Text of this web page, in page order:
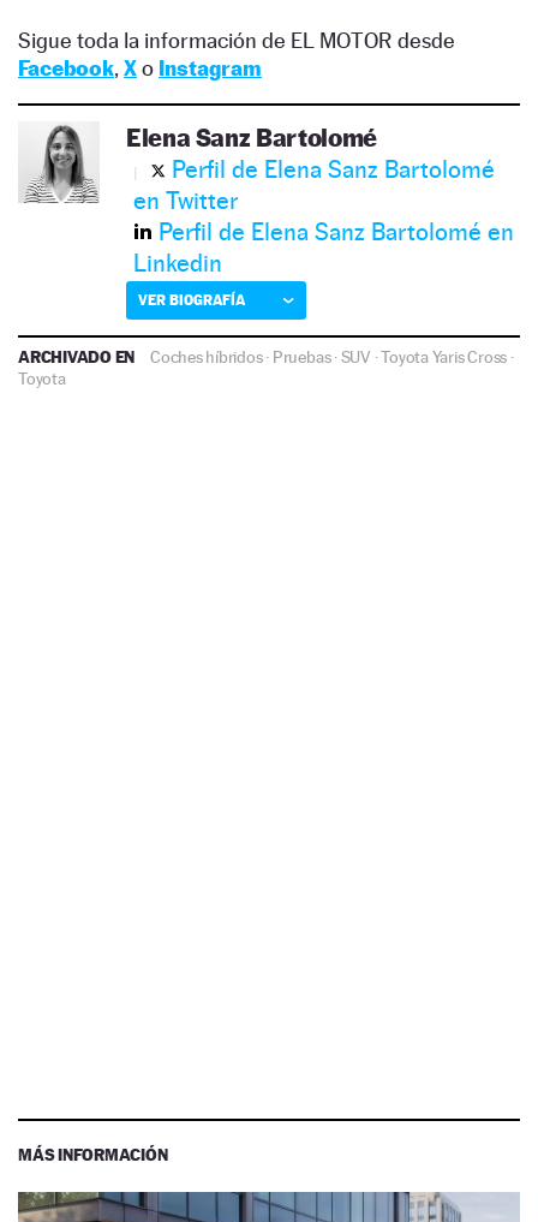
Sigue toda la información de EL MOTOR desde
Facebook, Xo Instagram
Elena Sanz Bartolomé
Perfil de Elena Sanz Bartolomé
en Twitter
Perfil de Elena Sanz Bartolomé en
Linkedin
VER BIOGRAFÍA
ARCHIVADO EN Coches híbridos· Pruebas·SUV ·Toyota Yaris Cross ·
Toyota
MÁS INFORMACIÓN